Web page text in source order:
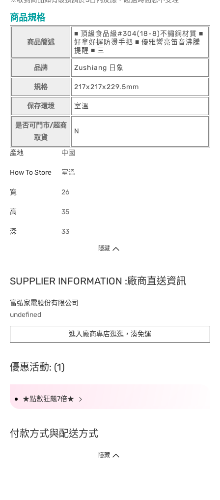
商品規格
商品簡述
■ 頂級食品級#304(18-8)不鏽鋼材質 ■
好拿好握防燙手把 ■ 優雅響亮笛音沸騰
提醒 ■ 三
品牌 Zushiang 日象
規格 217x217x229.5mm
保存環境 室溫
是否可門市/超商
取貨
N
產地 中國
How To Store 室溫
寬 26
高 35
深 33
隱藏
SUPPLIER INFORMATION :廠商直送資訊
富弘家電股份有限公司
undefined
進入廠商專店逛逛，湊免運
優惠活動: (1)
★點數狂飆7倍★
付款方式與配送方式
隱藏